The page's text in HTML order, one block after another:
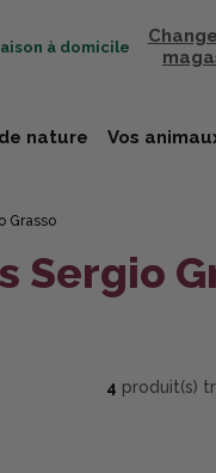
à domicile
nature Vos
Grasso
Sergio
4 produit(s)